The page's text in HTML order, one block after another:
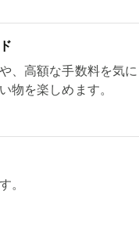
、高額な手数料を気に
物を楽しめます。
。